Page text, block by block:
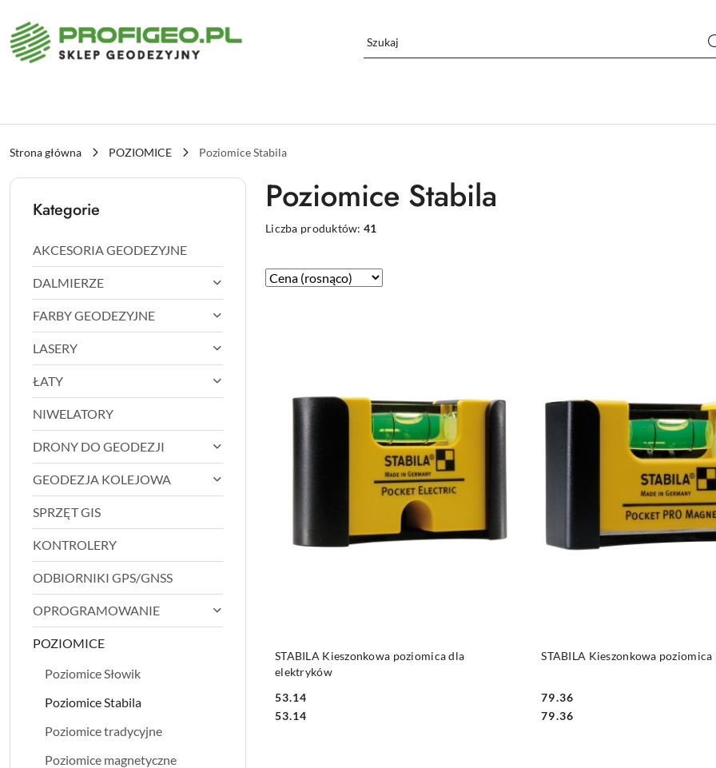
Strona główna POZIOMICE Poziomice Stabila
Kategorie
AKCESORIA GEODEZYJNE
DALMIERZE
FARBY GEODEZYJNE
LASERY
ŁATY
NIWELATORY
DRONY DO GEODEZJI
GEODEZJA KOLEJOWA
SPRZĘT GIS
KONTROLERY
ODBIORNIKI GPS/GNSS
OPROGRAMOWANIE
POZIOMICE
Poziomice Słowik
Poziomice Stabila
Poziomice tradycyjne
Poziomice magnetyczne
Poziomice Stabila
Liczba produktów:41
Zastosowano
Sortuj
STABILA Kieszonkowa poziomica dla
elektryków
Cena:
53.14
Cena:
53.14
STABILA Kieszonkowa
Cena:
79.36
Cena:
79.36